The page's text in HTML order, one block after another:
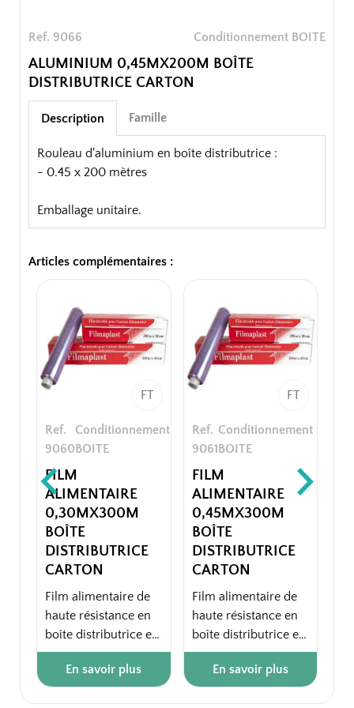
Ref. 9066 Conditionnement BOITE
ALUMINIUM 0,45MX200M BOÎTE
DISTRIBUTRICE CARTON
Description
Rouleau d'aluminium en boîte distributrice :
- 0.45 x 200 mètres
Emballage unitaire.
Famille
Articles complémentaires :
FT
Ref.
9060
Conditionnement
BOITE
FILM
ALIMENTAIRE
0,30MX300M
BOÎTE
DISTRIBUTRICE
CARTON
Film alimentaire de
haute résistance en
boîte distributrice en
carton :
- 300m de long par
30cm de largeur
En savoir plus
FT
Ref.
9061
Conditionnement
BOITE
FILM
ALIMENTAIRE
0,45MX300M
BOÎTE
DISTRIBUTRICE
CARTON
Film alimentaire de
haute résistance en
boîte distributrice en
carton :
- 300m de long par
45cm de largeur
En savoir plus